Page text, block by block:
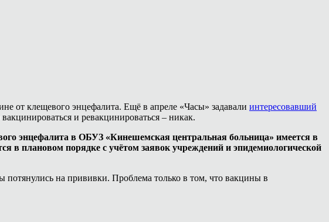
от клещевого энцефалита. Ещё в апреле «Часы» задавали интересовавший
и ревакцинироваться – никак.
энцефалита в ОБУЗ «Кинешемская центральная больница» имеется в
в плановом порядке с учётом заявок учреждений и эпидемиологической
на прививки. Проблема только в том, что вакцины в